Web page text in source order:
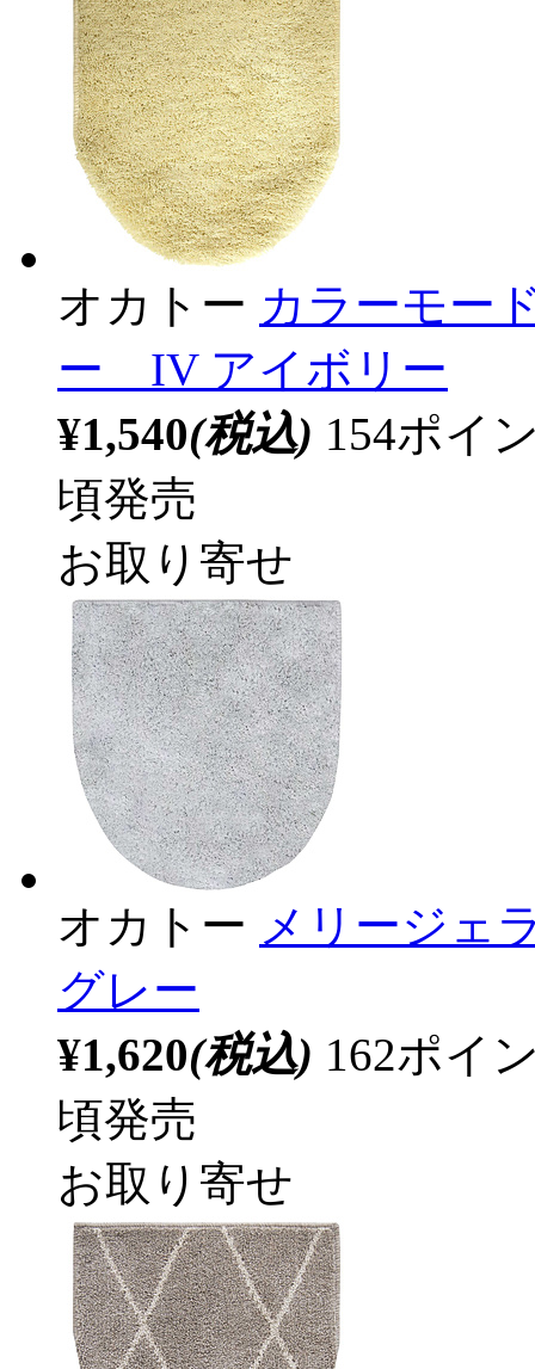
オカトー カラーモー
ー IV アイボリー
¥1,540(税込) 154ポイ
頃発売
お取り寄せ
オカトー メリージ
グレー
¥1,620(税込) 162ポイ
頃発売
お取り寄せ